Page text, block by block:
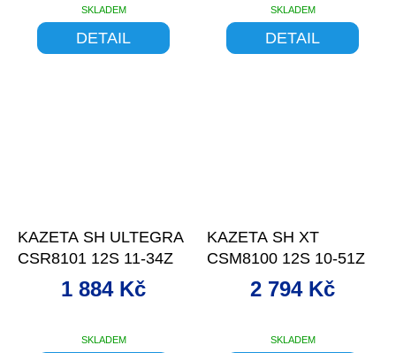
SKLADEM
DETAIL
SKLADEM
DETAIL
KAZETA SH ULTEGRA
CSR8101 12S 11-34Z
SKLADEM
1 884 Kč
KAZETA SH XT
CSM8100 12S 10-51Z
SKLADEM
2 794 Kč